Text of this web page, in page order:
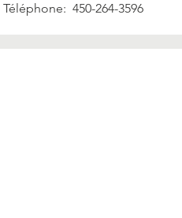
Téléphone: 450-264-3596